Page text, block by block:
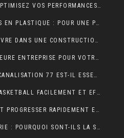
SPORT ET RÉCUPÉRATION : OPTIMISEZ VOS PERFORMANCES AVEC LES HUILES CBD À PARIS
FERMETURES ET EMBALLAGES EN PLASTIQUE : POUR UNE PROTECTION OPTIMALE DE VOS PRODUITS
LES TRAVAUX DE SECOND ŒUVRE DANS UNE CONSTRUCTION DE MAISON
COMMENT CHOISIR LA MEILLEURE ENTREPRISE POUR VOTRE DÉMÉNAGEMENT PARIS MARSEILLE?
POURQUOI LE DÉBOUCHAGE CANALISATION 77 EST-IL ESSENTIEL POUR ÉVITER LES DÉSAGRÉMENTS MAJEURS ?
COMMENT CRÉER LOGO DE BASKETBALL FACILEMENT ET EFFICACEMENT ?
JOUER AU BASKET : COMMENT PROGRESSER RAPIDEMENT EN TECHNIQUE ?
IMPLANTS DENTAIRES HONGRIE : POURQUOI SONT-ILS LA SOLUTION IDÉALE POUR UN SOURIRE PARFAIT ET ABORDABLE ?